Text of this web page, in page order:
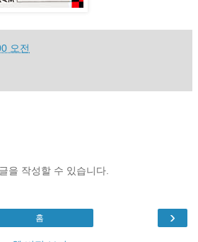
오전
을 작성할 수 있습니다.
›
홈